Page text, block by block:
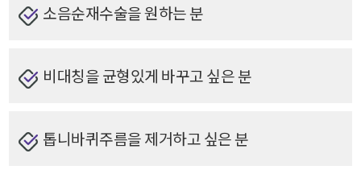
소음순재수술을 원하는 분
비대칭을 균형있게 바꾸고 싶은 분
톱니바퀴주름을 제거하고 싶은 분